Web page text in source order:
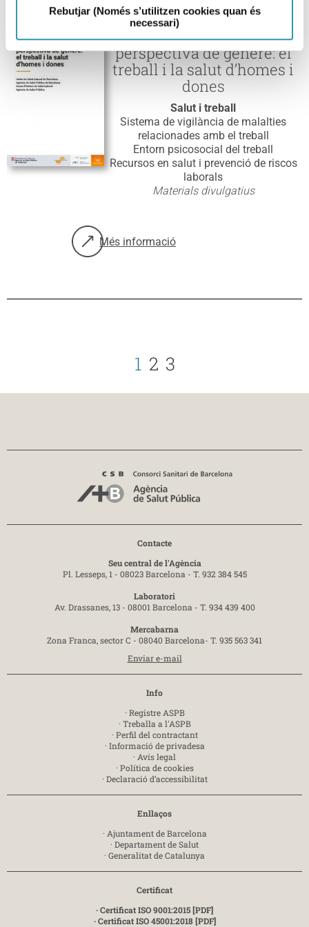
Rebutjar (Només s’utilitzen cookies quan és
necessari)
Salut laboral amb
perspectiva de gènere: el
treball i la salut d’homes i
dones
Salut i treball
Sistema de vigilància de malalties
relacionades amb el treball
Entorn psicosocial del treball
Recursos en salut i prevenció de riscos
laborals
Materials divulgatius
Més informació
sobre: Salut laboral amb perspectiva de
1 2 3
Contacte
Seu central de l'Agència
Pl. Lesseps, 1 - 08023 Barcelona - T. 932 384 545
Laboratori
Av. Drassanes, 13 - 08001 Barcelona - T. 934 439 400
Mercabarna
Zona Franca, sector C - 08040 Barcelona- T. 935 563 341
Enviar e-mail
Info
· Registre ASPB
· Treballa a l'ASPB
· Perfil del contractant
· Informació de privadesa
· Avís legal
· Política de cookies
· Declaració d’accessibilitat
Enllaços
· Ajuntament de Barcelona
· Departament de Salut
· Generalitat de Catalunya
Certificat
· Certificat ISO 9001:2015 [PDF]
· Certificat ISO 45001:2018 [PDF]